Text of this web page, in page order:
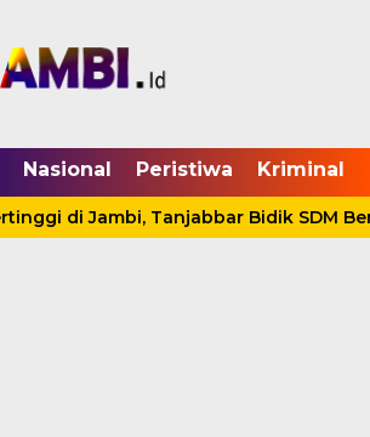
Nasional Peristiwa Kriminal
di Jambi, Tanjabbar Bidik SDM